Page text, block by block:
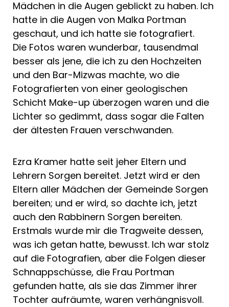
Mädchen in die Augen geblickt zu haben. Ich
hatte in die Augen von Malka Portman
geschaut, und ich hatte sie fotografiert.
Die Fotos waren wunderbar, tausendmal
besser als jene, die ich zu den Hochzeiten
und den Bar-Mizwas machte, wo die
Fotografierten von einer geologischen
Schicht Make-up überzogen waren und die
Lichter so gedimmt, dass sogar die Falten
der ältesten Frauen verschwanden.
Ezra Kramer hatte seit jeher Eltern und
Lehrern Sorgen bereitet. Jetzt wird er den
Eltern aller Mädchen der Gemeinde Sorgen
bereiten; und er wird, so dachte ich, jetzt
auch den Rabbinern Sorgen bereiten.
Erstmals wurde mir die Tragweite dessen,
was ich getan hatte, bewusst. Ich war stolz
auf die Fotografien, aber die Folgen dieser
Schnappschüsse, die Frau Portman
gefunden hatte, als sie das Zimmer ihrer
Tochter aufräumte, waren verhängnisvoll.